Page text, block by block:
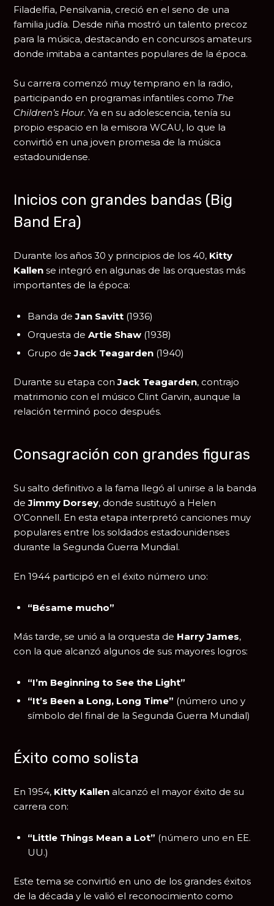
Filadelfia, Pensilvania, creció en el seno de una
familia judía. Desde niña mostró un talento precoz
para la música, destacando en concursos amateurs
donde imitaba a cantantes populares de la época.
Su carrera comenzó muy temprano en la radio,
participando en programas infantiles como The
Children’s Hour. Ya en su adolescencia, tenía su
propio espacio en la emisora WCAU, lo que la
convirtió en una joven promesa de la música
estadounidense.
Inicios con grandes bandas (Big
Band Era)
Durante los años 30 y principios de los 40, Kitty
Kallen se integró en algunas de las orquestas más
importantes de la época:
Banda deJan Savitt (1936)
Orquesta deArtie Shaw (1938)
Grupo deJack Teagarden (1940)
Durante su etapa conJack Teagarden, contrajo
matrimonio con el músico Clint Garvin, aunque la
relación terminó poco después.
Consagración con grandes figuras
Su salto definitivo a la fama llegó al unirse a la banda
deJimmy Dorsey, donde sustituyó a Helen
O’Connell. En esta etapa interpretó canciones muy
populares entre los soldados estadounidenses
durante la Segunda Guerra Mundial.
En 1944 participó en el éxito número uno:
“Bésame mucho”
Más tarde, se unió a la orquesta de Harry James,
con la que alcanzó algunos de sus mayores logros:
“I’m Beginning to See the Light”
“It’s Been a Long, Long Time” (número uno y
símbolo del final de la Segunda Guerra Mundial)
Éxito como solista
En 1954, Kitty Kallen alcanzó el mayor éxito de su
carrera con:
“Little Things Mean a Lot” (número uno en EE.
UU.)
Este tema se convirtió en uno de los grandes éxitos
de la década y le valió el reconocimiento como